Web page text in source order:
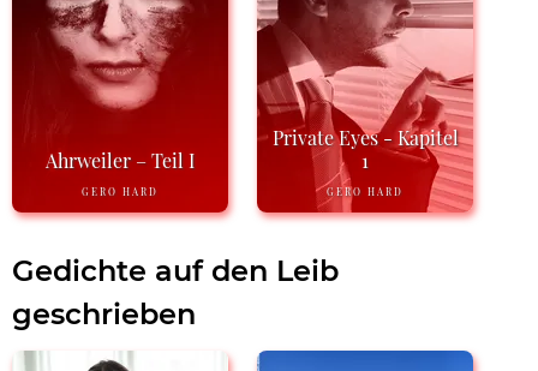
Ahrweiler – Teil I
GERO HARD
Private Eyes - Kapitel
1
GERO HARD
Gedichte auf den Leib
geschrieben